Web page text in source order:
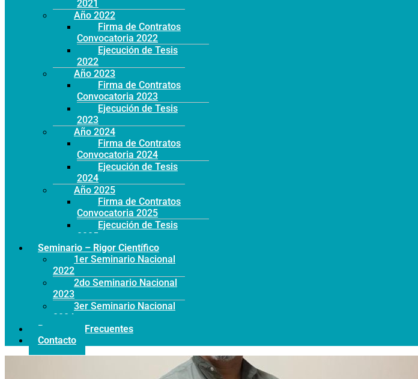
2021
Año 2022
Firma de Contratos
Convocatoria 2022
Ejecución de Tesis
2022
Año 2023
Firma de Contratos
Convocatoria 2023
Ejecución de Tesis
2023
Año 2024
Firma de Contratos
Convocatoria 2024
Ejecución de Tesis
2024
Año 2025
Firma de Contratos
Convocatoria 2025
Ejecución de Tesis
2025
Seminario – Rigor Científico
1er Seminario Nacional
2022
2do Seminario Nacional
2023
3er Seminario Nacional
2024
Preguntas Frecuentes
Contacto